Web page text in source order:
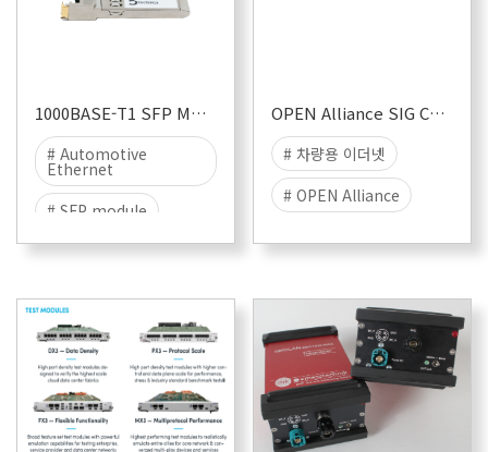
# EME
1000BASE-T1 SFP MODULE
# Automotive
Ethernet
# SFP module
# 1000BASE-T1
OPEN Alliance SIG Conformance Test Suite Pack
# 차량용 이더넷
# OPEN Alliance